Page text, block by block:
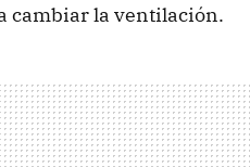
cambiar la ventilación.